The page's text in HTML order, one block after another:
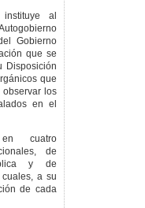
al
Gobierno
que se
Disposición
que
observar los
en el
cuatro
de
y de
a su
de cada